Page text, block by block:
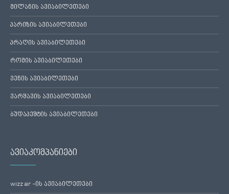
მილანის ავიაბილეთები
პარიზის ავიაბილეთები
პრაღის ავიაბილეთები
რომის ავიაბილეთები
ვენის ავიაბილეთები
ვარშავის ავიაბილეთები
ბუდაპეშტის ავიაბილეთები
ავიაკომპანიები
wizz air -ის ავიაბილეთები